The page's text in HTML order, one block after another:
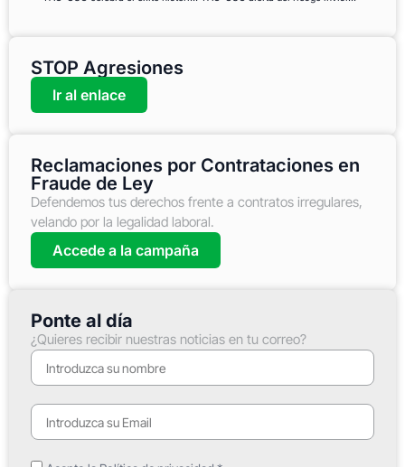
STOP Agresiones
Ir al enlace
Reclamaciones por Contrataciones en
Fraude de Ley
Defendemos tus derechos frente a contratos irregulares,
velando por la legalidad laboral.
Accede a la campaña
Ponte al día
¿Quieres recibir nuestras noticias en tu correo?